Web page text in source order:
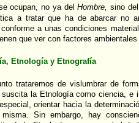
ocupan, no ya delHombre, sino
a tratar que ha de abarcar no
a unas condiciones
que ver con factores
Etnología y Etnografía
trataremos de vislumbrar de
la Etnología como ciencia, e
orientar hacia la
Sin embargo, hay